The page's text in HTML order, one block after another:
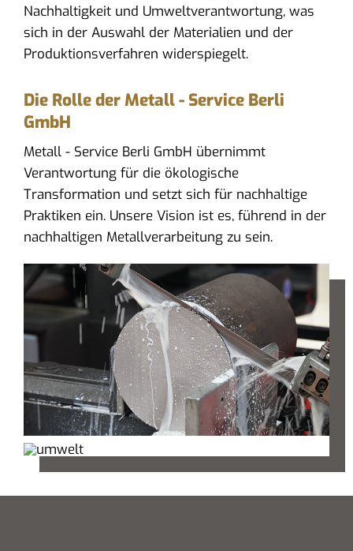
Nachhaltigkeit und Umweltverantwortung, was
sich in der Auswahl der Materialien und der
Produktionsverfahren widerspiegelt.
Die Rolle der Metall - Service Berli
GmbH
Metall - Service Berli GmbH übernimmt
Verantwortung für die ökologische
Transformation und setzt sich für nachhaltige
Praktiken ein. Unsere Vision ist es, führend in der
nachhaltigen Metallverarbeitung zu sein.